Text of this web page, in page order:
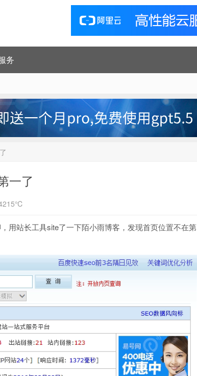
务
一了
用站长工具site了一下陌小雨博客，发现首页位置不在第